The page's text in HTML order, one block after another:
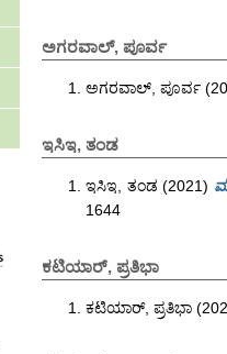
ಅಗರವಾಲ್, ಪೂರ್ವ
ಅಗರವಾಲ್, ಪೂರ್ವ
ಇಸಿಇ, ತಂಡ
ಇಸಿಇ, ತಂಡ (2021)
1644
ಕಟಿಯಾರ್, ಪ್ರತಿಭಾ
ಕಟಿಯಾರ್, ಪ್ರತಿಭಾ